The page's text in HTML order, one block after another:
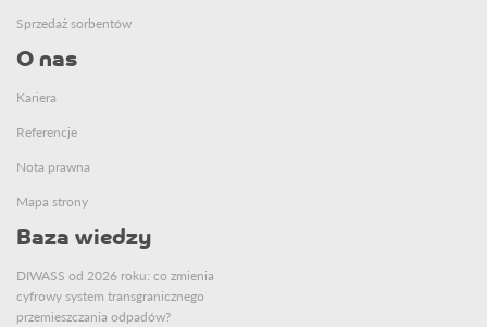
Sprzedaż sorbentów
O nas
Kariera
Referencje
Nota prawna
Mapa strony
Baza wiedzy
DIWASS od 2026 roku: co zmienia
cyfrowy system transgranicznego
przemieszczania odpadów?